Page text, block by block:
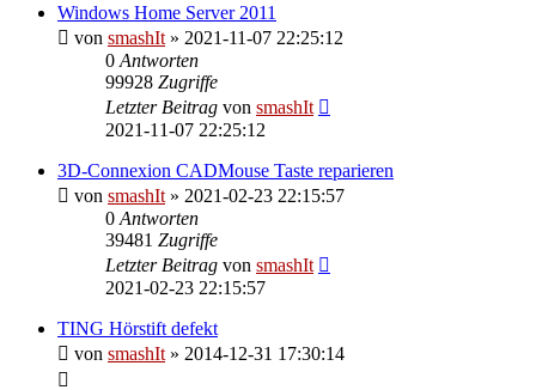
Windows Home Server 2011
von smashIt » 2021-11-07 22:25:12
0 Antworten
99928 Zugriffe
Letzter Beitrag von smashIt
2021-11-07 22:25:12
3D-Connexion CADMouse Taste reparieren
von smashIt » 2021-02-23 22:15:57
0 Antworten
39481 Zugriffe
Letzter Beitrag von smashIt
2021-02-23 22:15:57
TING Hörstift defekt
von smashIt » 2014-12-31 17:30:14